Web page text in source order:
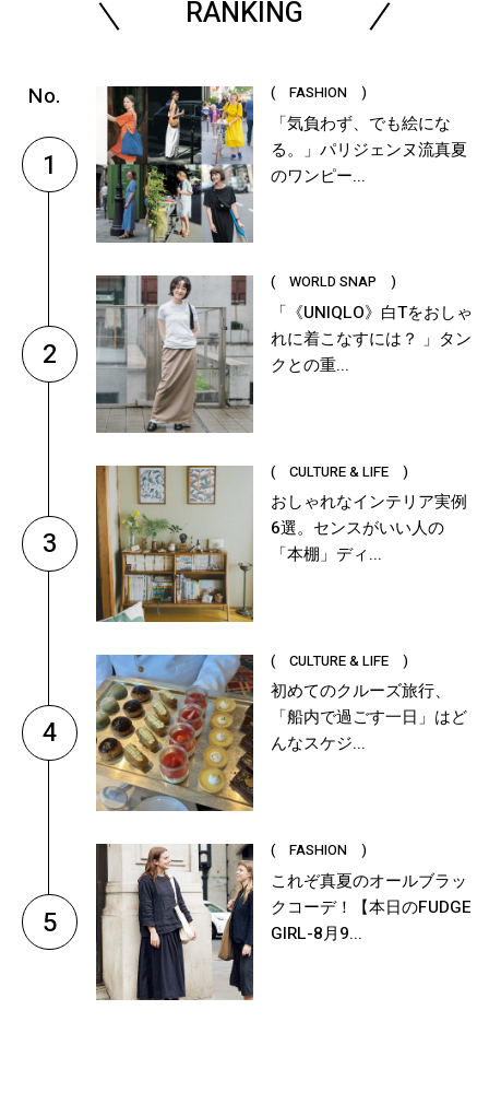
RANKING
1
( FASHION )
「気負わず、でも絵にな
る。」パリジェンヌ流真夏
のワンピー...
2
( WORLD SNAP )
「《UNIQLO》白Tをおしゃ
れに着こなすには？ 」タン
クとの重...
3
( CULTURE & LIFE )
おしゃれなインテリア実例
6選。センスがいい人の
「本棚」ディ...
4
( CULTURE & LIFE )
初めてのクルーズ旅行、
「船内で過ごす一日」はど
んなスケジ...
5
( FASHION )
これぞ真夏のオールブラッ
クコーデ！【本日のFUDGE
GIRL-8月9...